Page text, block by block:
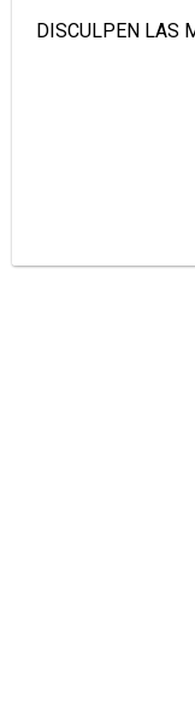
DISCULPEN LAS